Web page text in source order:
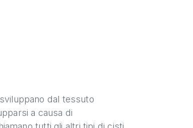
dal tessuto
a causa di